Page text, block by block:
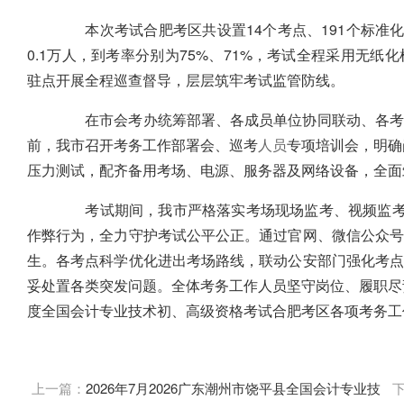
本次考试合肥考区共设置14个考点、191个标准
0.1万人，到考率分别为75%、71%，考试全程采用无纸
驻点开展全程巡查督导，层层筑牢考试监管防线。
在市会考办统筹部署、各成员单位协同联动、各
前，我市召开考务工作部署会、巡考人员专项培训会，明
压力测试，配齐备用考场、电源、服务器及网络设备，全
考试期间，我市严格落实考场现场监考、视频监
作弊行为，全力守护考试公平公正。通过官网、微信公众
生。各考点科学优化进出考场路线，联动公安部门强化考
妥处置各类突发问题。全体考务工作人员坚守岗位、履职
度全国会计专业技术初、高级资格考试合肥考区各项考务
上一篇： 2026年7月2026广东潮州市饶平县全国会计专业技